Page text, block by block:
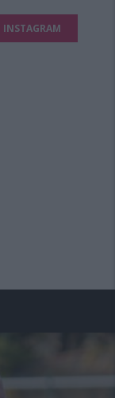
INSTAGRAM